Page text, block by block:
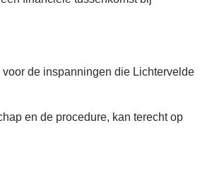
voor de inspanningen die Lichtervelde
en de procedure, kan terecht op